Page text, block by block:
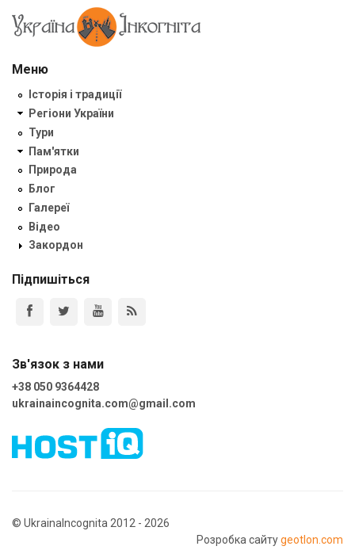
Меню
Історія і традиції
Регіони України
Тури
Пам'ятки
Природа
Блог
Галереї
Відео
Закордон
Підпишіться
Зв'язок з нами
+38 050 9364428
ukrainaincognita.com@gmail.com
© UkrainaIncognita 2012 - 2026
Розробка сайтуgeotlon.com